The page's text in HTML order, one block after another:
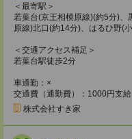
＜最寄駅＞
若葉台(京王相模原線)(約5分)、
原線)北口(約14分)、はるひ野(
＜交通アクセス補足＞
若葉台駅徒歩2分
車通勤：×
交通費（通勤費）：1000円支給
株式会社すき家